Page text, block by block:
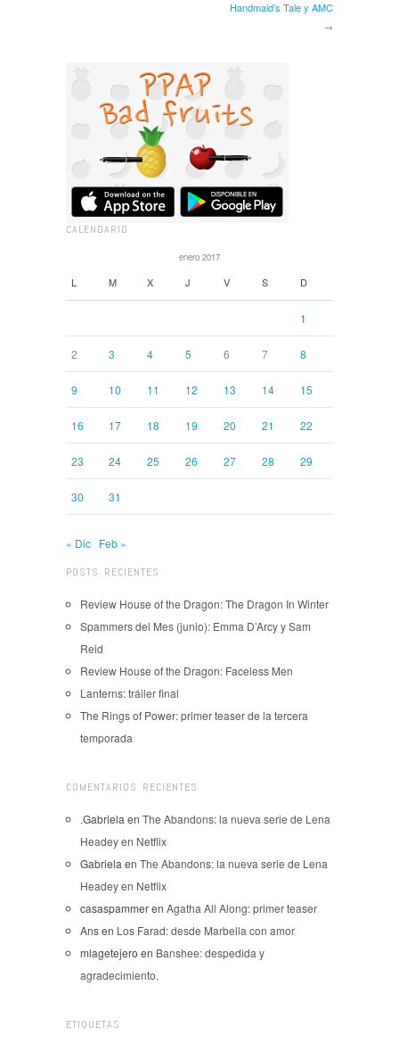
Handmaid’s Tale y AMC
→
CALENDARIO
enero 2017
L M X J V S D
1
2 3 4 5 6 7 8
9 10 11 12 13 14 15
16 17 18 19 20 21 22
23 24 25 26 27 28 29
30 31
« Dic Feb »
POSTS RECIENTES
Review House of the Dragon: The Dragon In Winter
Spammers del Mes (junio): Emma D’Arcy y Sam
Reid
Review House of the Dragon: Faceless Men
Lanterns: tráiler final
The Rings of Power: primer teaser de la tercera
temporada
COMENTARIOS RECIENTES
.Gabriela en The Abandons: la nueva serie de Lena
Headey en Netflix
Gabriela en The Abandons: la nueva serie de Lena
Headey en Netflix
casaspammeren Agatha All Along: primer teaser
Ansen Los Farad: desde Marbella con amor
mlagetejero en Banshee: despedida y
agradecimiento.
ETIQUETAS